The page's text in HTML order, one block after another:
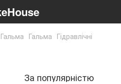
Гальма Гальма Гідравлічні
За популярністю